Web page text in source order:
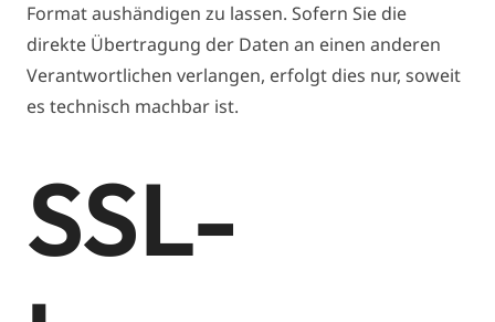
Format aushändigen zu lassen. Sofern Sie die
direkte Übertragung der Daten an einen anderen
Verantwortlichen verlangen, erfolgt dies nur, soweit
es technisch machbar ist.
SSL-